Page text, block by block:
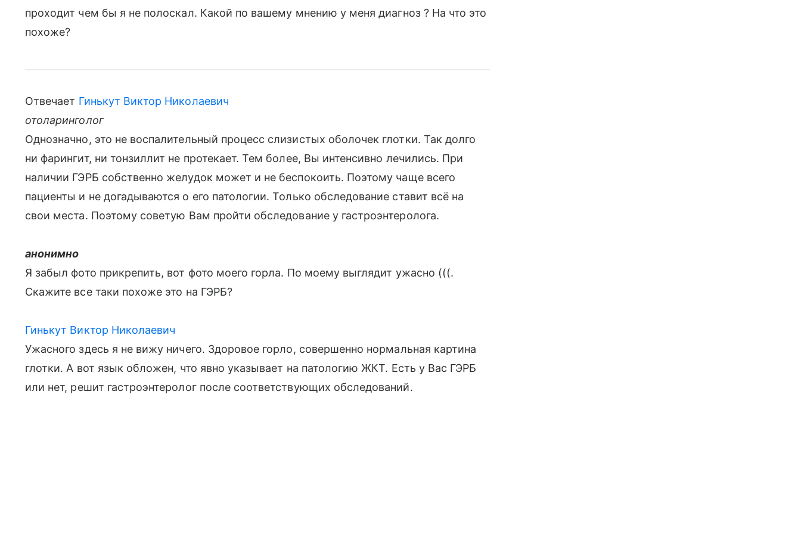
проходит чем бы я не полоскал. Какой по вашему мнению у меня диагноз ? На что это
похоже?
Отвечает Гинькут Виктор Николаевич
отоларинголог
Однозначно, это не воспалительный процесс слизистых оболочек глотки. Так долго
ни фарингит, ни тонзиллит не протекает. Тем более, Вы интенсивно лечились. При
наличии ГЭРБ собственно желудок может и не беспокоить. Поэтому чаще всего
пациенты и не догадываются о его патологии. Только обследование ставит всё на
свои места. Поэтому советую Вам пройти обследование у гастроэнтеролога.
анонимно
Я забыл фото прикрепить, вот фото моего горла. По моему выглядит ужасно (((.
Скажите все таки похоже это на ГЭРБ?
Гинькут Виктор Николаевич
Ужасного здесь я не вижу ничего. Здоровое горло, совершенно нормальная картина
глотки. А вот язык обложен, что явно указывает на патологию ЖКТ. Есть у Вас ГЭРБ
или нет, решит гастроэнтеролог после соответствующих обследований.